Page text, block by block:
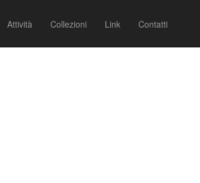
Attività Collezioni Link Contatti